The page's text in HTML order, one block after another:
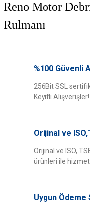
Reno Motor
Rulmanı
Bu
yetersiz gördüğünüz
iletebilirsiniz.
Görüş ve önerileriniz için
Ürün bilgilerinde hatalar
Ürün fiyatı diğer
Bu ürüne benzer farklı
%100 Güvenli
256Bit SSL
Keyifli Alışverişler!
Orijinal ve
Orijinal ve ISO,
ürünleri ile
Uygun